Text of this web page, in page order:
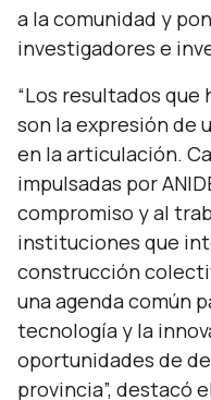
a la comunidad y
investigadores e
“Los resultados
son la expresión de
en la articulación.
impulsadas por
compromiso y al
instituciones que
construcción
una agenda común
tecnología y la
oportunidades de
provincia”, destacó